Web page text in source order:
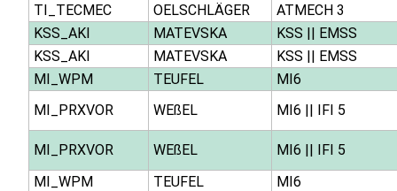
TI_TECMEC
OELSCHLÄGER
ATMECH 3
KSS_AKI
MATEVSKA KSS || EMSS
KSS_AKI
MATEVSKA KSS || EMSS
MI_WPM
TEUFEL
MI6
MI_PRXVOR
WEßEL MI6 || IFI 5
MI_PRXVOR WEßEL MI6 || IFI 5
MI_WPM
TEUFEL
MI6